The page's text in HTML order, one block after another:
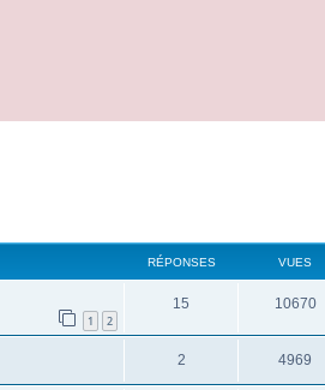
RÉPONSES VUES
1 2
15 10670
2 4969